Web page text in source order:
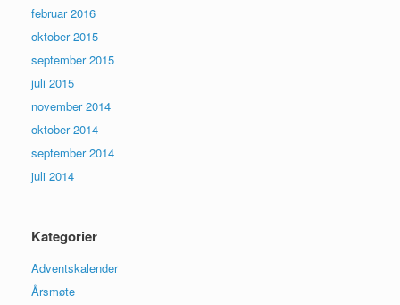
februar 2016
oktober 2015
september 2015
juli 2015
november 2014
oktober 2014
september 2014
juli 2014
Kategorier
Adventskalender
Årsmøte